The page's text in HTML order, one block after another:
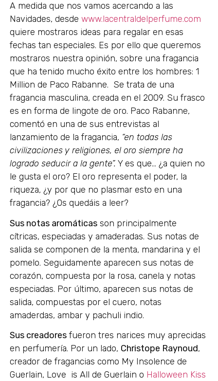
A medida que nos vamos acercando a las
Navidades, desde www.lacentraldelperfume.com
quiere mostraros ideas para regalar en esas
fechas tan especiales. Es por ello que queremos
mostraros nuestra opinión, sobre una fragancia
que ha tenido mucho éxito entre los hombres: 1
Million de Paco Rabanne. Se trata de una
fragancia masculina, creada en el 2009. Su frasco
es en forma de lingote de oro. Paco Rabanne,
comentó en una de sus entrevistas al
lanzamiento de la fragancia, “en todas las
civilizaciones y religiones, el oro siempre ha
logrado seducir a la gente”. Y es que… ¿a quien no
le gusta el oro? El oro representa el poder, la
riqueza, ¿y por que no plasmar esto en una
fragancia? ¿Os quedáis a leer?
Sus notas aromáticas son principalmente
cítricas, especiadas y amaderadas. Sus notas de
salida se componen de la menta, mandarina y el
pomelo. Seguidamente aparecen sus notas de
corazón, compuesta por la rosa, canela y notas
especiadas. Por último, aparecen sus notas de
salida, compuestas por el cuero, notas
amaderdas, ambar y pachuli indio.
Sus creadores fueron tres narices muy aprecidas
en perfumería. Por un lado, Christope Raynoud,
creador de fragancias como My Insolence de
Guerlain, Love is All de Guerlain o Halloween Kiss